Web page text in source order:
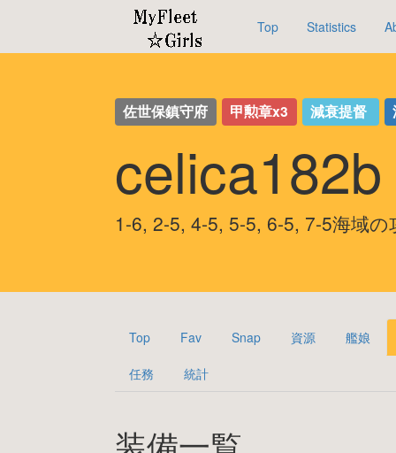
Top Statistics
佐世保鎮守府 甲勲章x3 減衰提督
1-6, 2-5, 4-5, 5-5, 6-5, 7-5海域の
Top Fav Snap 資源 艦娘
任務 統計